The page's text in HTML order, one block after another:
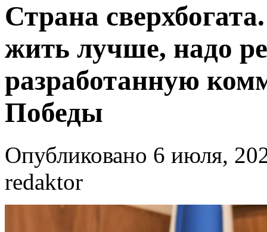
Страна
жить лучше, надо
разработанную
Победы
Опубликовано 6 июля,
redaktor